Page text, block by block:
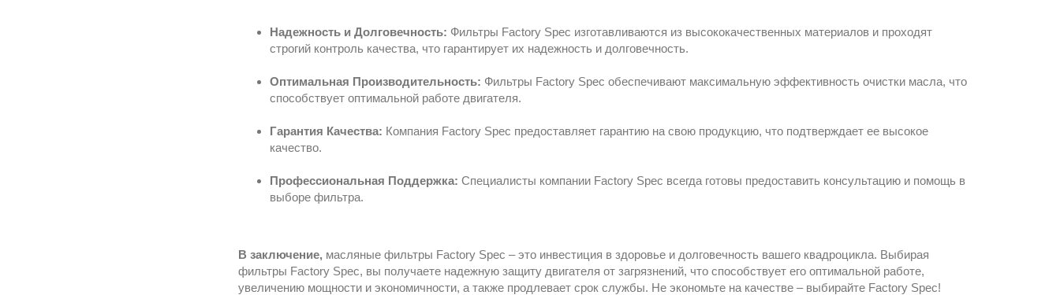
Надежность и Долговечность: Фильтры Factory Spec изготавливаются из высококачественных материалов и проходят
строгий контроль качества, что гарантирует их надежность и долговечность.
Оптимальная Производительность: Фильтры Factory Spec обеспечивают максимальную эффективность очистки масла, что
способствует оптимальной работе двигателя.
Гарантия Качества: Компания Factory Spec предоставляет гарантию на свою продукцию, что подтверждает ее высокое
качество.
Профессиональная Поддержка: Специалисты компании Factory Spec всегда готовы предоставить консультацию и помощь в
выборе фильтра.
В заключение,масляные фильтры Factory Spec – это инвестиция в здоровье и долговечность вашего квадроцикла. Выбирая
фильтры Factory Spec, вы получаете надежную защиту двигателя от загрязнений, что способствует его оптимальной работе,
увеличению мощности и экономичности, а также продлевает срок службы. Не экономьте на качестве – выбирайте Factory Spec!